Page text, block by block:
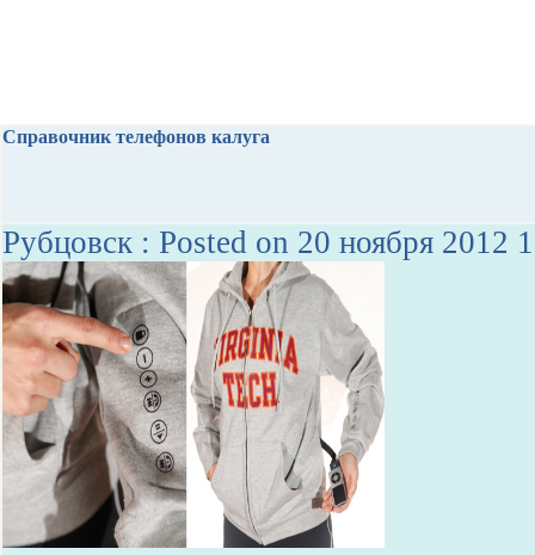
Справочник телефонов калуга
Рубцовск : Posted on 20 ноября 2012